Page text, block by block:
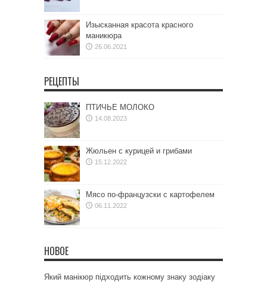
Изысканная красота красного
маникюра
26.06.2021
РЕЦЕПТЫ
ПТИЧЬЕ МОЛОКО
14.08.2023
Жюльен с курицей и грибами
15.12.2022
Мясо по-французски с картофелем
06.11.2022
НОВОЕ
Який манікюр підходить кожному знаку зодіаку